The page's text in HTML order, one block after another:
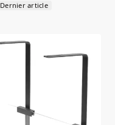
Dernier article